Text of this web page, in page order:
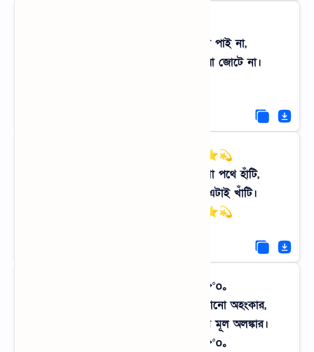
মাস শেষে বেতন পাই, কিন্তু প্রাণটা পাই না,
ইট-পাথরের শহরে গ্রামের খোলা হাওয়া জোটে না।
✨⭐💫 ফানি বাস্তবতা ✨⭐💫
আধুনিক ছেলে হয়েও যখন কাদা মাখা পথে হাঁটি,
বন্ধুরা বলে 'ক্ষেত', কিন্তু আমি জানি এটাই খাঁটি।
✨⭐💫 ফানি বাস্তবতা ✨⭐💫
｡o°✥✤✣ গভীর দর্শন ✣✤✥°o｡
প্রকৃতির নেই কোনো কৃত্রিমতা, নেই কোনো অহংকার,
গ্রামের ওই এক চিলতে সবুজই জীবনের মূল অলঙ্কার।
｡o°✥✤✣ গভীর দর্শন ✣✤✥°o｡